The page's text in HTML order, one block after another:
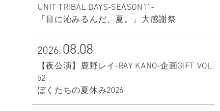
UNIT TRIBAL DAYS-SEASON11-
「目に沁みるんだ、夏。」大感謝祭
2026.08.08
【夜公演】鹿野レイ-RAY KANO-企画GIFT VOL.
52
ぼくたちの夏休み2026